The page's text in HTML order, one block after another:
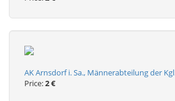
AK Arnsdorf i. Sa., Männerabteilung der
Price:2 €